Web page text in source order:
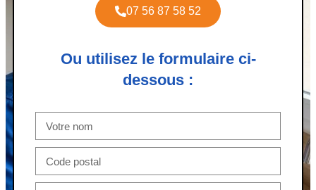
07 56 87 58 52
Ou utilisez le formulaire ci-
dessous :